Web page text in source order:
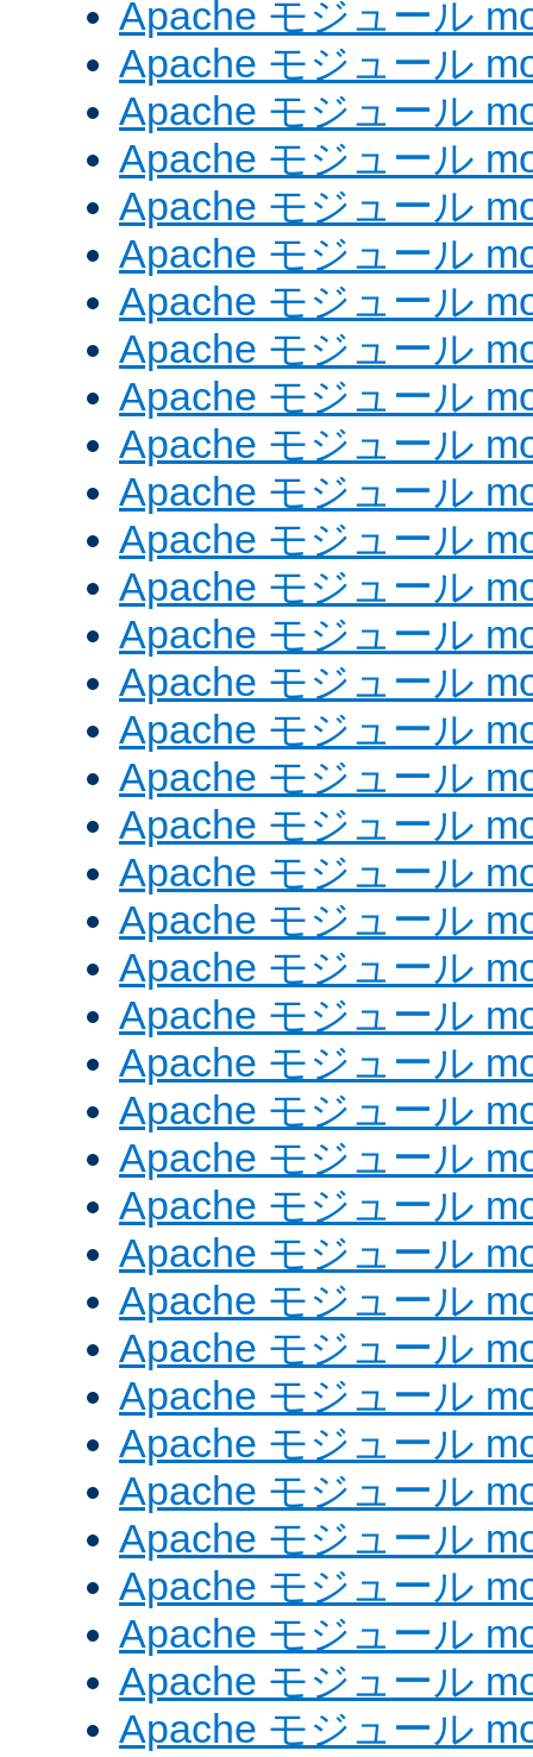
Apache モジュール
Apache モジュール
Apache モジュール
Apache モジュール
Apache モジュール
Apache モジュール
Apache モジュール
Apache モジュール
Apache モジュール
Apache モジュール
Apache モジュール
Apache モジュール
Apache モジュール
Apache モジュール
Apache モジュール
Apache モジュール
Apache モジュール
Apache モジュール
Apache モジュール
Apache モジュール
Apache モジュール
Apache モジュール
Apache モジュール
Apache モジュール
Apache モジュール
Apache モジュール
Apache モジュール
Apache モジュール
Apache モジュール
Apache モジュール
Apache モジュール
Apache モジュール
Apache モジュール
Apache モジュール
Apache モジュール
Apache モジュール
Apache モジュール